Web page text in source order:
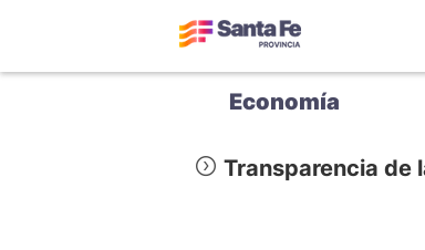
Economía
Transparencia de